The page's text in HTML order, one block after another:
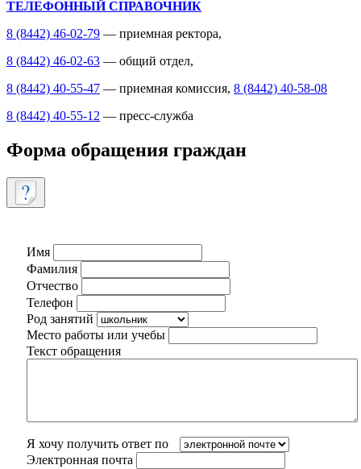
ТЕЛЕФОННЫЙ СПРАВОЧНИК
8 (8442) 46-02-79 — приемная ректора,
8 (8442) 46-02-63 — общий отдел,
8 (8442) 40-55-47 — приемная комиссия, 8 (8442) 40-58-08
8 (8442) 40-55-12 — пресс-служба
Форма обращения граждан
Имя
Фамилия
Отчество
Телефон
Род занятий
Место работы или учебы
Текст обращения
Я хочу получить ответ по
Электронная почта